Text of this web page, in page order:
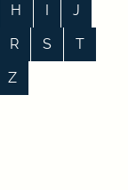
H I
J
R S
T
Z